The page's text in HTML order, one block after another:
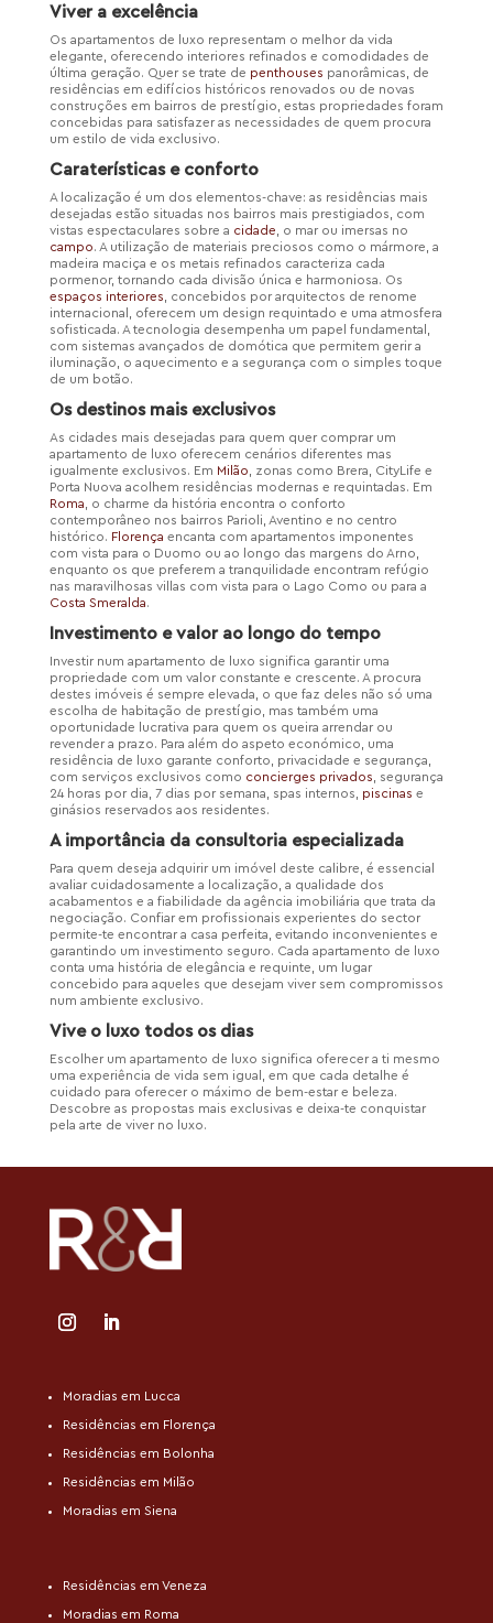
Viver a excelência
Os apartamentos de luxo representam o melhor da vida
elegante, oferecendo interiores refinados e comodidades de
última geração. Quer se trate de penthouses panorâmicas, de
residências em edifícios históricos renovados ou de novas
construções em bairros de prestígio, estas propriedades foram
concebidas para satisfazer as necessidades de quem procura
um estilo de vida exclusivo.
Caraterísticas e conforto
A localização é um dos elementos-chave: as residências mais
desejadas estão situadas nos bairros mais prestigiados, com
vistas espectaculares sobre a cidade , o mar ou imersas no
campo. A utilização de materiais preciosos como o mármore, a
madeira maciça e os metais refinados caracteriza cada
pormenor, tornando cada divisão única e harmoniosa. Os
espaços interiores , concebidos por arquitectos de renome
internacional, oferecem um design requintado e uma atmosfera
sofisticada. A tecnologia desempenha um papel fundamental,
com sistemas avançados de domótica que permitem gerir a
iluminação, o aquecimento e a segurança com o simples toque
de um botão.
Os destinos mais exclusivos
As cidades mais desejadas para quem quer comprar um
apartamento de luxo oferecem cenários diferentes mas
igualmente exclusivos. Em Milão , zonas como Brera, CityLife e
Porta Nuova acolhem residências modernas e requintadas. Em
Roma , o charme da história encontra o conforto
contemporâneo nos bairros Parioli, Aventino e no centro
histórico. Florença encanta com apartamentos imponentes
com vista para o Duomo ou ao longo das margens do Arno,
enquanto os que preferem a tranquilidade encontram refúgio
nas maravilhosas villas com vista para o Lago Como ou para a
Costa Smeralda.
Investimento e valor ao longo do tempo
Investir num apartamento de luxo significa garantir uma
propriedade com um valor constante e crescente. A procura
destes imóveis é sempre elevada, o que faz deles não só uma
escolha de habitação de prestígio, mas também uma
oportunidade lucrativa para quem os queira arrendar ou
revender a prazo. Para além do aspeto económico, uma
residência de luxo garante conforto, privacidade e segurança,
com serviços exclusivos como concierges privados , segurança
24 horas por dia, 7 dias por semana, spas internos,
piscinas e
ginásios reservados aos residentes.
A importância da consultoria especializada
Para quem deseja adquirir um imóvel deste calibre, é essencial
avaliar cuidadosamente a localização, a qualidade dos
acabamentos e a fiabilidade da agência imobiliária que trata da
negociação. Confiar em profissionais experientes do sector
permite-te encontrar a casa perfeita, evitando inconvenientes e
garantindo um investimento seguro. Cada apartamento de luxo
conta uma história de elegância e requinte, um lugar
concebido para aqueles que desejam viver sem compromissos
num ambiente exclusivo.
Vive o luxo todos os dias
Escolher um apartamento de luxo significa oferecer a ti mesmo
uma experiência de vida sem igual, em que cada detalhe é
cuidado para oferecer o máximo de bem-estar e beleza.
Descobre as propostas mais exclusivas e deixa-te conquistar
pela arte de viver no luxo.
Moradias em Lucca
Residências em Florença
Residências em Bolonha
Residências em Milão
Moradias em Siena
Residências em Veneza
Moradias em Roma